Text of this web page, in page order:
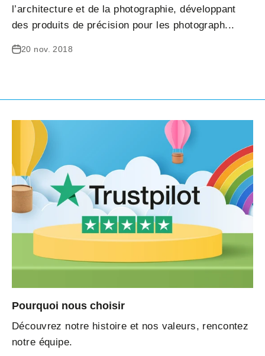
l’architecture et de la photographie, développant
des produits de précision pour les photograph...
20 nov. 2018
Pourquoi nous choisir
Découvrez notre histoire et nos valeurs, rencontez
notre équipe.